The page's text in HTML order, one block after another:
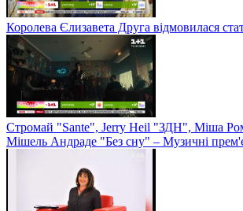
Королева Єлизавета Друга відмовилася
Стромай "Sante", Jerry Heil "ЗДН", Міша
Мішель Андраде "Без сну" – Музичні